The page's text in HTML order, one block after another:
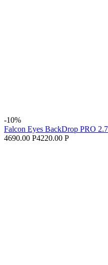
-10%
Falcon Eyes BackDrop PRO
4690.00 Р4220.00 Р